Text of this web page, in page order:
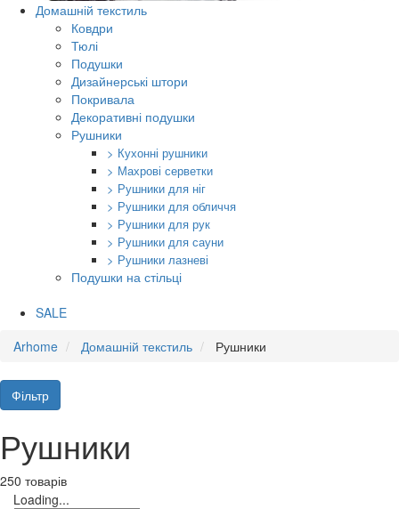
Домашній текстиль
Ковдри
Тюлі
Подушки
Дизайнерські штори
Покривала
Декоративні подушки
Рушники
> Кухонні рушники
> Махрові серветки
> Рушники для ніг
> Рушники для обличчя
> Рушники для рук
> Рушники для сауни
> Рушники лазневі
Подушки на стільці
SALE
Arhome
Домашній текстиль Рушники
Фільтр
Рушники
250 товарів
Loading...